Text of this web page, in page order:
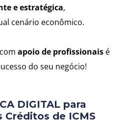
e estratégica,
cenário econômico.
apoio de profissionais é
do seu negócio!
DIGITAL para
Créditos de ICMS